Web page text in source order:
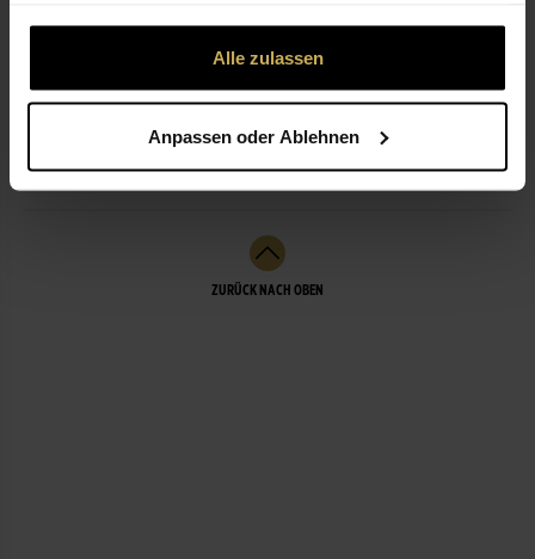
gesammelt haben.
Alle zulassen
Anpassen oder Ablehnen
blumen-Kaynig-Ressel@t-online.de
ÖFFNUNGSZEITEN
LEISTUNGEN
ZURÜCK NACH OBEN